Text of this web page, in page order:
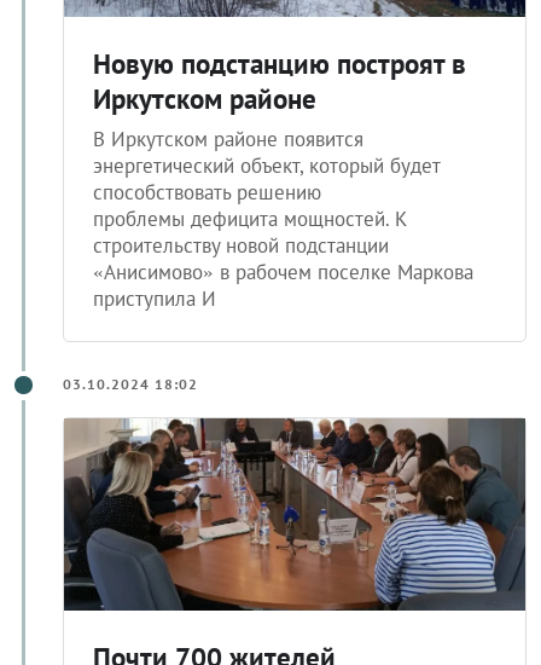
Новую подстанцию построят в
Иркутском районе
В Иркутском районе появится
энергетический объект, который будет
способствовать решению
проблемы дефицита мощностей. К
строительству новой подстанции
«Анисимово» в рабочем поселке Маркова
приступила И
03.10.2024 18:02
Почти 700 жителей